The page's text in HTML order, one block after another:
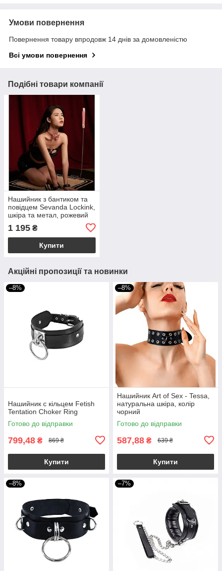
Умови повернення
Повернення товару впродовж 14 днів за домовленістю
Всі умови повернення
Подібні товари компанії
Нашийник з бантиком та
повідцем Sevanda Lockink,
шкіра та метал, рожевий
1 195 ₴
Купити
Акційні пропозиції та новинки
–8%
Нашийник c кільцем Fetish
Tentation Choker Ring
Готово до відправки
799,48 ₴ 869 ₴
Купити
–8%
Нашийник Art of Sex - Tessa,
натуральна шкіра, колір
чорний
Готово до відправки
587,88 ₴ 639 ₴
Купити
–8% –7%